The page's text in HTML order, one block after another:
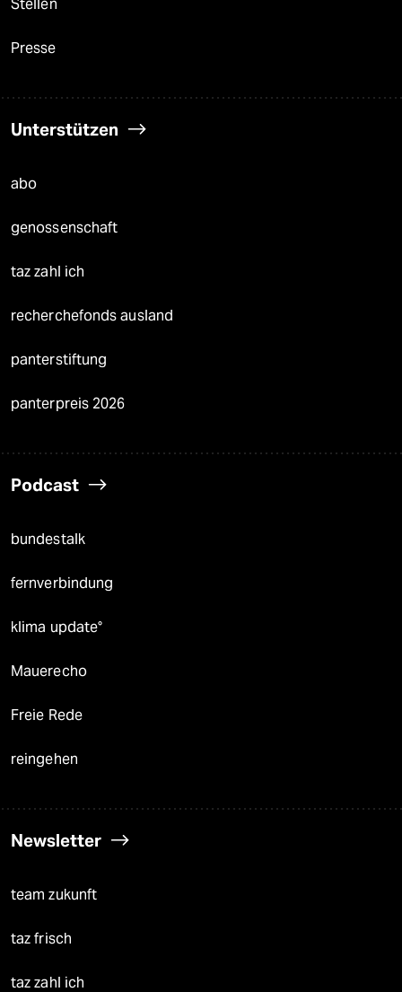
Stellen
Presse
Unterstützen
abo
genossenschaft
taz zahl ich
recherchefonds ausland
panterstiftung
panterpreis 2026
Podcast
bundestalk
fernverbindung
klima update°
Mauerecho
Freie Rede
reingehen
Newsletter
team zukunft
taz frisch
taz zahl ich